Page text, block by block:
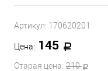
Артикул: 170620201
Цена: 145
Старая цена: 210